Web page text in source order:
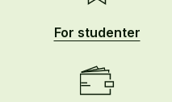
For studenter